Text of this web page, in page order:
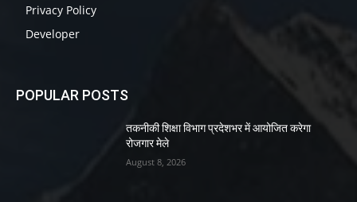
Privacy Policy
Developer
POPULAR POSTS
तकनीकी शिक्षा विभाग प्रदेशभर में आयोजित करेगा
रोजगार मेले
August 8, 2026